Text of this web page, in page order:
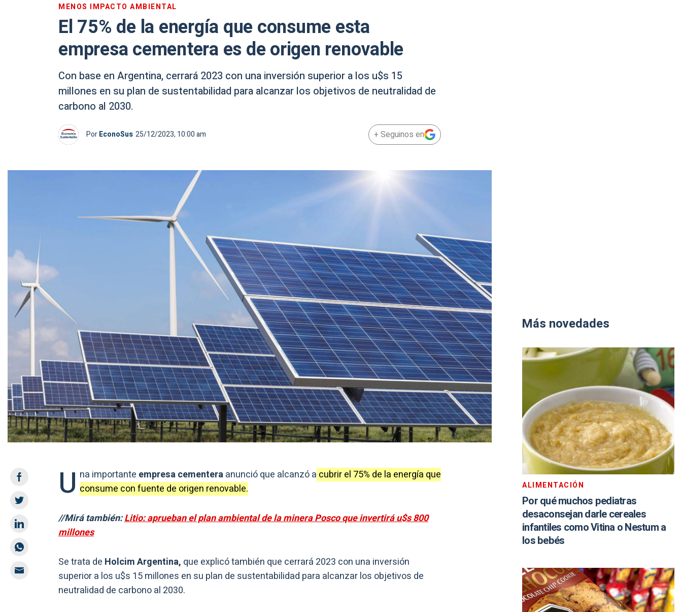
MENOS IMPACTO AMBIENTAL
El 75% de la energía que consume esta
empresa cementera es de origen renovable
Con base en Argentina, cerrará 2023 con una inversión superior a los u$s 15
millones en su plan de sustentabilidad para alcanzar los objetivos de neutralidad de
carbono al 2030.
PorEconoSus 25/12/2023, 10:00 am + Seguinos en
U na importante empresa cementeraanunció que alcanzó a cubrir el 75% de la energía que
consume con fuente de origen renovable.
//Mirá también:Litio: aprueban el plan ambiental de la minera Posco que invertirá u$s 800
millones
Se trata de Holcim Argentina, que explicó también que cerrará 2023 con una inversión
superior a los u$s 15 millones en su plan de sustentabilidad para alcanzar los objetivos de
neutralidad de carbono al 2030.
Más novedades
ALIMENTACIÓN
Por qué muchos pediatras
desaconsejan darle cereales
infantiles como Vitina o Nestum a
los bebés